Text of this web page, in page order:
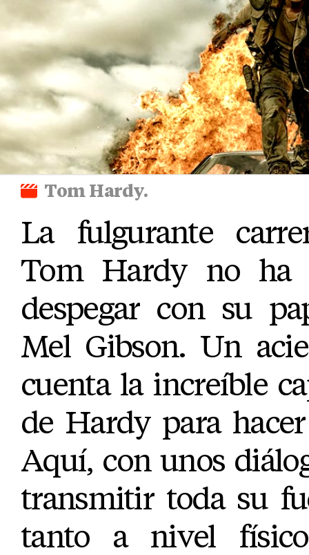
Tom Hardy.
La fulgurante
Tom Hardy no ha
despegar con su
Mel Gibson. Un
cuenta la increíble
de Hardy para
Aquí, con unos
transmitir toda su
tanto a nivel